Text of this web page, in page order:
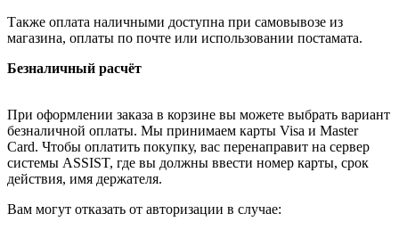
Также оплата наличными доступна при самовывозе из
магазина, оплаты по почте или использовании постамата.
Безналичный расчёт
При оформлении заказа в корзине вы можете выбрать вариант
безналичной оплаты. Мы принимаем карты Visa и Master
Card. Чтобы оплатить покупку, вас перенаправит на сервер
системы ASSIST, где вы должны ввести номер карты, срок
действия, имя держателя.
Вам могут отказать от авторизации в случае: